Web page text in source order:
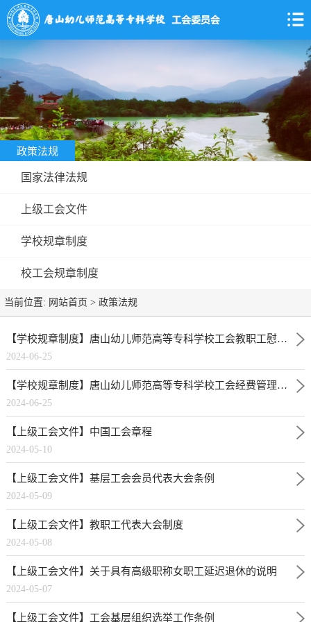
政策法规
国家法律法规
上级工会文件
学校规章制度
校工会规章制度
当前位置: 网站首页 > 政策法规
【学校规章制度】唐山幼儿师范高等专科学校工会教职工慰问制度 校政字【2024】10号
2024-06-25
【学校规章制度】唐山幼儿师范高等专科学校工会经费管理制度 校政字【2024】 9号
2024-06-25
【上级工会文件】中国工会章程
2024-05-10
【上级工会文件】基层工会会员代表大会条例
2024-05-09
【上级工会文件】教职工代表大会制度
2024-05-08
【上级工会文件】关于具有高级职称女职工延迟退休的说明
2024-05-07
【上级工会文件】工会基层组织选举工作条例